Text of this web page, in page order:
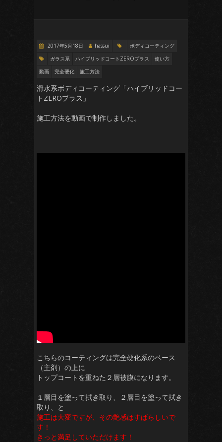
2017年5月18日 hassui
ボディコーティング
ガラス系
ハイブリッドコートZEROプラス
使い方
動画
完全硬化 施工方法
滑水系ボディコーティング「ハイブリッドコー
トZEROプラス」
施工方法を動画で制作しました。
こちらのコーティングは完全硬化系のベース
（主剤）の上に
トップコートを重ねた２層被膜になります。
１層目を塗って拭き取り、２層目を塗って拭き
取り、と
施工は大変ですが、その艶感はすばらしいで
す！
きっと満足していただけます！